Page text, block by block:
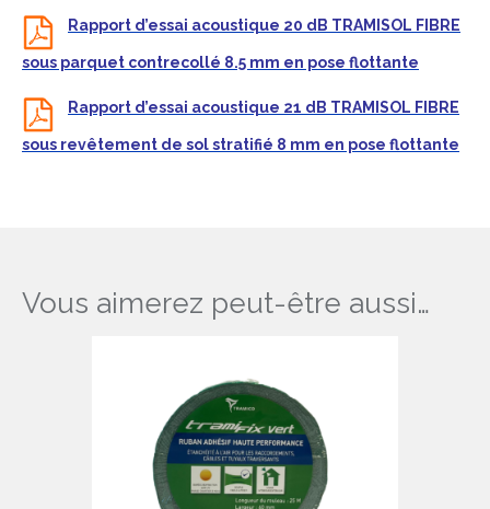
Rapport d’essai acoustique 20 dB TRAMISOL FIBRE
sous parquet contrecollé 8.5 mm en pose flottante
Rapport d’essai acoustique 21 dB TRAMISOL FIBRE
sous revêtement de sol stratifié 8 mm en pose flottante
Vous aimerez peut-être aussi…